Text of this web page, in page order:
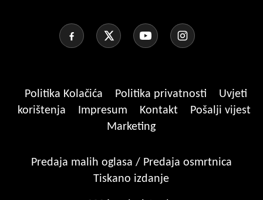
Politika Kolačića Politika privatnosti
Uvjeti
korištenja
Impresum Kontakt
Pošalji vijest
Marketing
Predaja malih oglasa / Predaja osmrtnica
Tiskano izdanje